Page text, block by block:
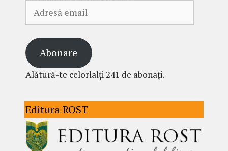
email
Abonare
Alătură-te celorlalți 241 de abonați.
Editura ROST